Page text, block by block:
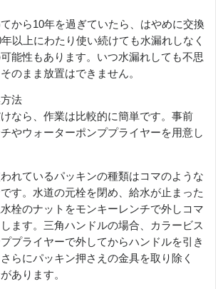
から10年を過ぎていたら、はやめに交換
以上にわたり使い続けても水漏れしなく
能性もあります。いつ水漏れしても不思
のまま放置はできません。
法
なら、作業は比較的に簡単です。事前
やウォーターポンププライヤーを用意し
れているパッキンの種類はコマのような
す。水道の元栓を閉め、給水が止まった
栓のナットをモンキーレンチで外しコマ
ます。三角ハンドルの場合、カラービス
プライヤーで外してからハンドルを引き
らにパッキン押さえの金具を取り除く
あります。